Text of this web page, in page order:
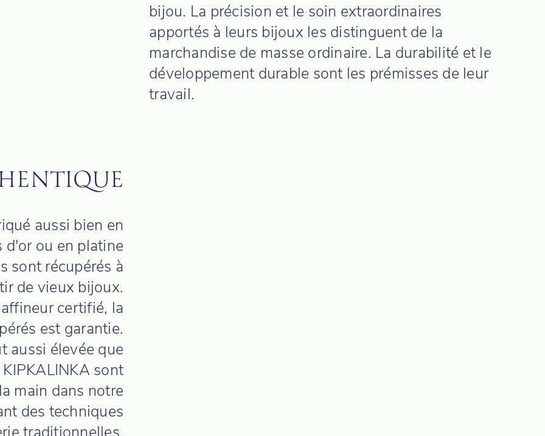
bijou. La précision et le soin extraordinaires
apportés à leurs bijoux les distinguent de la
marchandise de masse ordinaire. La durabilité et le
développement durable sont les prémisses de leur
travail.
aussi bien en
d'or ou en platine
sont récupérés à
de vieux bijoux.
certifié, la
est garantie.
aussi élevée que
sont
main dans notre
des techniques